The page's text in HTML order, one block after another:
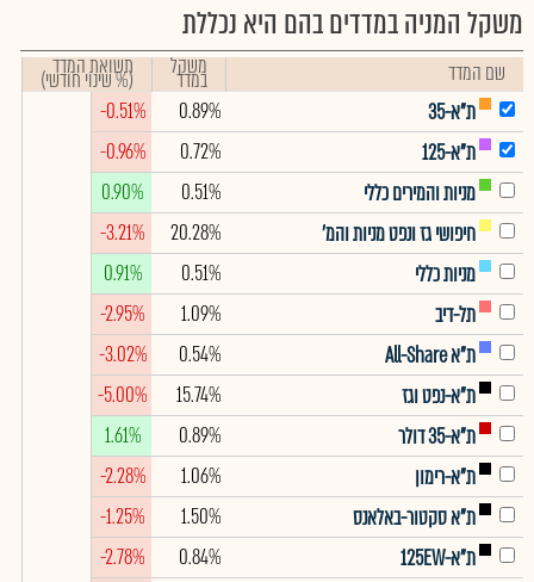
משקל המניה במדדים בהם היא נכללת
שם המדד משקל
במדד תשואת המדד
(% שינוי חודשי)
ת"א-35
0.89%
-0.51%
ת"א-125
0.72%
-0.96%
מניות והמירים כללי
0.51%
0.90%
חיפושי גז ונפט מניות והמ'
20.28%
-3.21%
מניות כללי
0.51%
0.91%
תל-דיב
1.09%
-2.95%
ת"א All-Share
0.54%
-3.02%
ת"א-נפט וגז
15.74%
-5.00%
ת"א-35 דולר
0.89%
1.61%
ת"א-רימון
1.06%
-2.28%
ת"א סקטור-באלאנס
1.50%
-1.25%
ת"א-125EW
0.84%
-2.78%